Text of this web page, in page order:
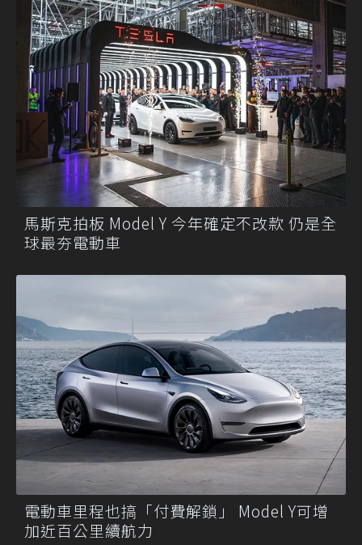
馬斯克拍板 Model Y 今年確定不改款 仍是全
球最夯電動車
電動車里程也搞「付費解鎖」 Model Y可增
加近百公里續航力